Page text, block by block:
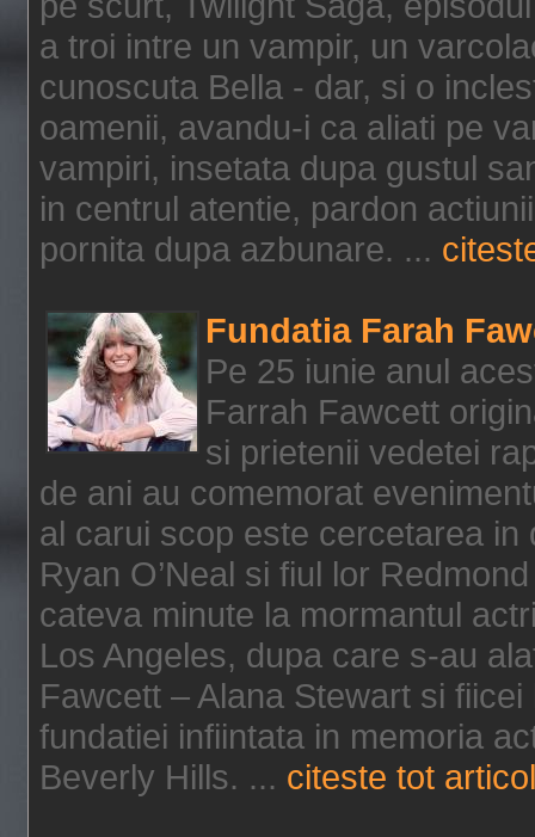
a troi intre un vampir, un
cunoscuta Bella - dar, si o
oamenii, avandu-i ca aliati pe
vampiri, insetata dupa gustul
in centrul atentie, pardon
pornita dupa azbunare. ...
Fundatia Farah
Pe 25 iunie anul
Farrah Fawcett
si prietenii vedetei
de ani au comemorat
al carui scop este cercetarea
Ryan O’Neal si fiul lor
cateva minute la mormantul
Los Angeles, dupa care s-au
Fawcett – Alana Stewart si fiicei
fundatiei infiintata in memoria
Beverly Hills. ... citeste tot